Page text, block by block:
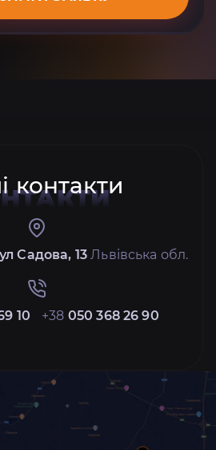
контакти
Садова, 13 Львівська обл.
10 +38 050 368 26 90